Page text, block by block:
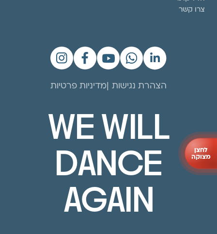
צרו קשר
הצהרת נגישות מדיניות פרטיות
WE WILL
DANCE
AGAIN
לחצן
מצוקה